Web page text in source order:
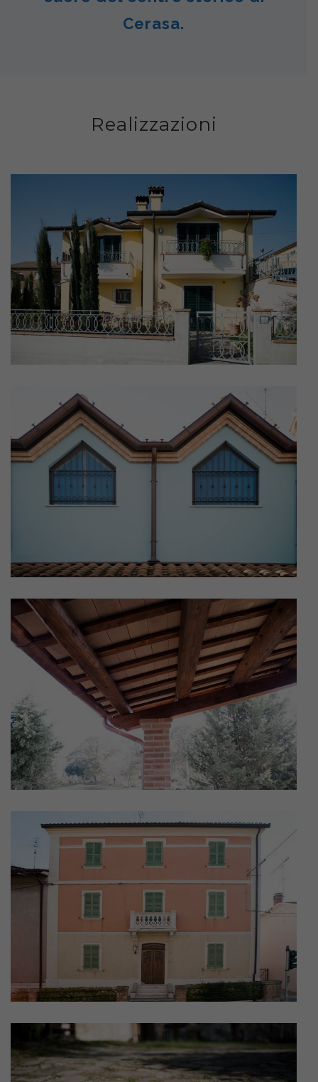
Cerasa.
Realizzazioni